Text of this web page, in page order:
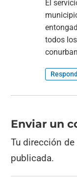
El
todos
Enviar un
Tu dirección
publicada.